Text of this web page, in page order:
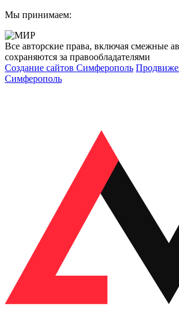
Мы принимаем:
Все авторские права, включая смежные
сохраняются за правообладателями
Создание сайтов Симферополь
Симферополь